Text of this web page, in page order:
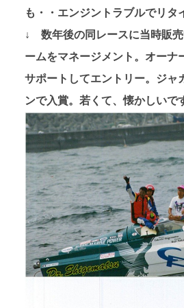
も・・エンジントラブルでリタ
↓ 数年後の同レースに当時販
ームをマネージメント。オーナ
サポートしてエントリー。ジャ
ンで入賞。若くて、懐かしいで